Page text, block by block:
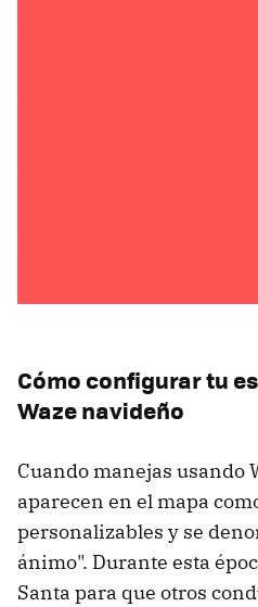
Cómo configurar tu
Waze navideño
Cuando manejas usando
aparecen en el mapa
personalizables y se
ánimo". Durante esta
Santa para que otros